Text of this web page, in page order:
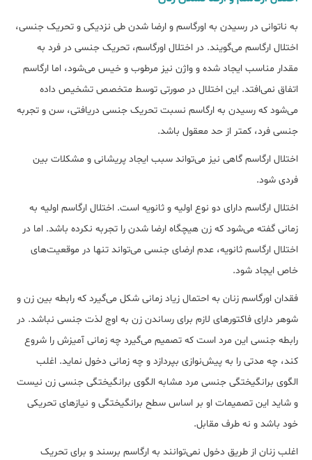
به ناتوانی در رسیدن به اورگاسم و ارضا شدن طی نزدیکی و تحریک جنسی،
اختلال ارگاسم می‌گویند. در اختلال اورگاسم، تحریک جنسی در فرد به
مقدار مناسب ایجاد شده و واژن نیز مرطوب و خیس می‌شود، اما ارگاسم
اتفاق نمی‌افتد. این اختلال در صورتی توسط متخصص تشخیص داده
می‌شود که رسیدن به ارگاسم نسبت تحریک جنسی دریافتی، سن و تجربه‌
جنسی فرد، کمتر از حد معقول باشد.
اختلال ارگاسم گاهی نیز می‌تواند سبب ایجاد پریشانی و مشکلات بین
فردی شود.
اختلال ارگاسم دارای دو نوع اولیه و ثانویه است. اختلال ارگاسم اولیه به
زمانی گفته می‌شود که زن هیچ‎گاه ارضا شدن را تجربه نکرده باشد. اما در
اختلال ارگاسم ثانویه، عدم ارضای جنسی می‌تواند تنها در موقعیت‌های
خاص ایجاد شود.
فقدان اورگاسم زنان به احتمال زیاد زمانی شکل می‌گیرد که رابطه بین زن و
شوهر دارای فاکتورهای لازم برای رساندن زن به اوج لذت جنسی نباشد. در
رابطه‌ جنسی این مرد است که تصمیم می‌گیرد چه زمانی آمیزش را شروع
کند، چه مدتی را به پیش‌نوازی بپردازد و چه زمانی دخول نماید. اغلب
الگوی برانگیختگی جنسی مرد مشابه الگوی برانگیختگی جنسی زن نیست
و شاید این تصمیمات او بر اساس سطح برانگیختگی و نیازهای تحریکی
خود باشد و نه طرف مقابل.
اغلب زنان از طریق دخول نمی‌توانند به ارگاسم برسند و برای تحریک